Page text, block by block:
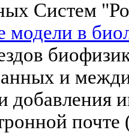
Систем
модели в
и
добавления
почте